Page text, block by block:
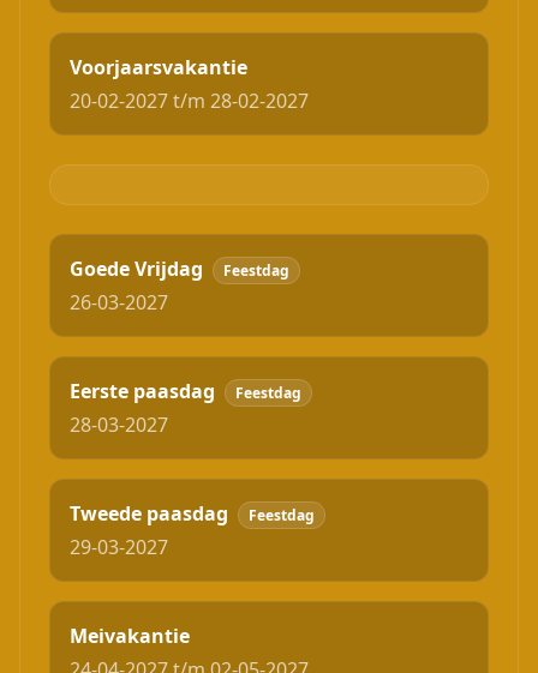
Voorjaarsvakantie
20-02-2027 t/m 28-02-2027
Goede Vrijdag Feestdag
26-03-2027
Eerste paasdag Feestdag
28-03-2027
Tweede paasdag Feestdag
29-03-2027
Meivakantie